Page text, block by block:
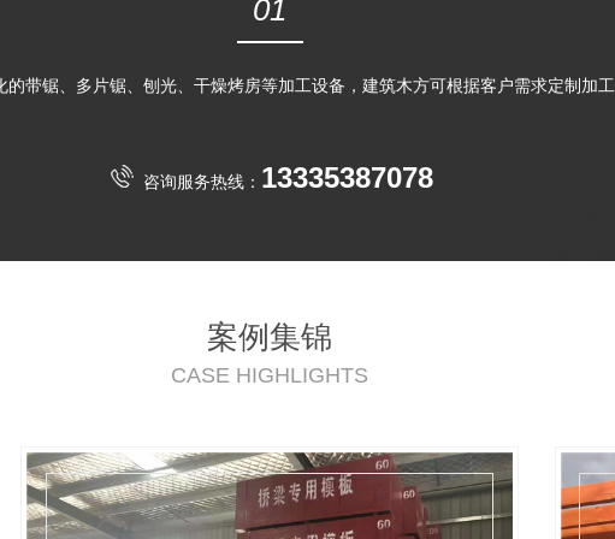
01
的带锯、多片锯、刨光、干燥烤房等加工设备，建筑木方可根据客户需求定制加工
咨询服务热线： 13335387078
案例集锦
CASE HIGHLIGHTS